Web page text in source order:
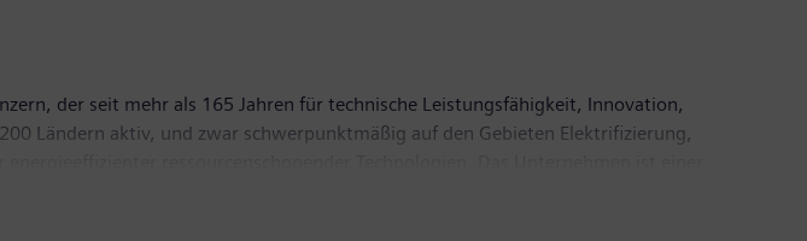
der seit mehr als 165 Jahren für technische Leistungsfähigkeit, Innovation,
Ländern aktiv, und zwar schwerpunktmäßig auf den Gebieten Elektrifizierung,
Pionier bei Infrastrukturlösungen sowie bei Automatisierungs-, Antriebs- und